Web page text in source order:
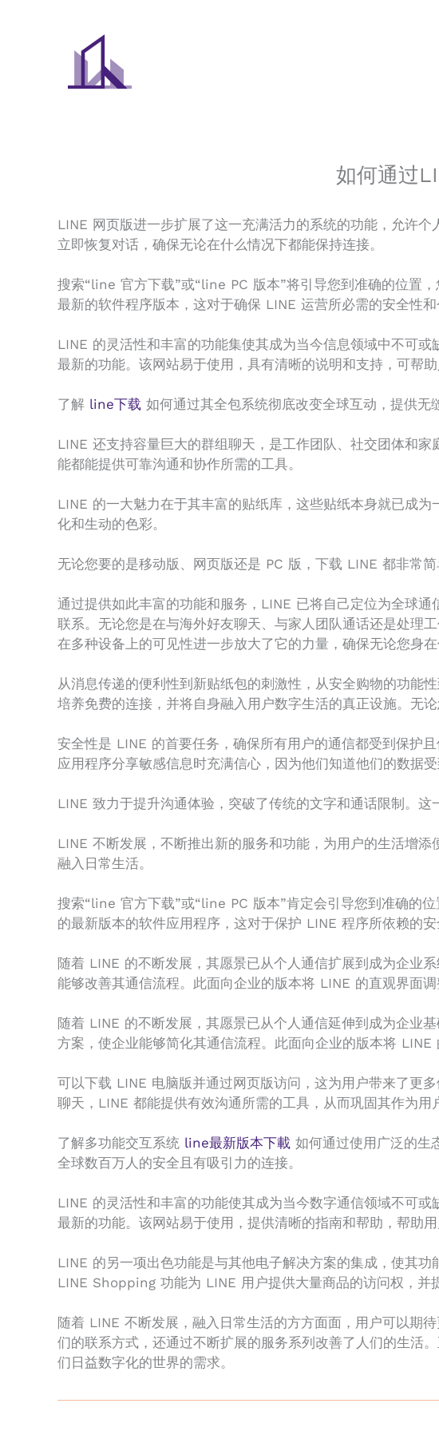
如何通过
LINE 网页版进一步扩展了这一充满活力的系统的功能，允许
立即恢复对话，确保无论在什么情况下都能保持连接。
搜索“line 官方下载”或“line PC 版本”将引导您到准确的位置
最新的软件程序版本，这对于确保 LINE 运营所必需的安全性和
LINE 的灵活性和丰富的功能集使其成为当今信息领域中不可
最新的功能。该网站易于使用，具有清晰的说明和支持，可帮助
了解 line下载 如何通过其全包系统彻底改变全球互动，提供无
LINE 还支持容量巨大的群组聊天，是工作团队、社交团体和
能都能提供可靠沟通和协作所需的工具。
LINE 的一大魅力在于其丰富的贴纸库，这些贴纸本身就已成
化和生动的色彩。
无论您要的是移动版、网页版还是 PC 版，下载 LINE 都非常
通过提供如此丰富的功能和服务，LINE 已将自己定位为全球
联系。无论您是在与海外好友聊天、与家人团队通话还是处理
在多种设备上的可见性进一步放大了它的力量，确保无论您身
从消息传递的便利性到新贴纸包的刺激性，从安全购物的功能
培养免费的连接，并将自身融入用户数字生活的真正设施。无
安全性是 LINE 的首要任务，确保所有用户的通信都受到保护
应用程序分享敏感信息时充满信心，因为他们知道他们的数据受
LINE 致力于提升沟通体验，突破了传统的文字和通话限制。
LINE 不断发展，不断推出新的服务和功能，为用户的生活增
融入日常生活。
搜索“line 官方下载”或“line PC 版本”肯定会引导您到准确的
的最新版本的软件应用程序，这对于保护 LINE 程序所依赖的安
随着 LINE 的不断发展，其愿景已从个人通信扩展到成为企业
能够改善其通信流程。此面向企业的版本将 LINE 的直观界面
随着 LINE 的不断发展，其愿景已从个人通信延伸到成为企业
方案，使企业能够简化其通信流程。此面向企业的版本将
可以下载 LINE 电脑版并通过网页版访问，这为用户带来了更
聊天，LINE 都能提供有效沟通所需的工具，从而巩固其作为用
了解多功能交互系统 line最新版本下載 如何通过使用广泛的生
全球数百万人的安全且有吸引力的连接。
LINE 的灵活性和丰富的功能使其成为当今数字通信领域不可
最新的功能。该网站易于使用，提供清晰的指南和帮助，帮助用
LINE 的另一项出色功能是与其他电子解决方案的集成，使其
LINE Shopping 功能为 LINE 用户提供大量商品的访问权，并
随着 LINE 不断发展，融入日常生活的方方面面，用户可以期
们的联系方式，还通过不断扩展的服务系列改善了人们的生活
们日益数字化的世界的需求。